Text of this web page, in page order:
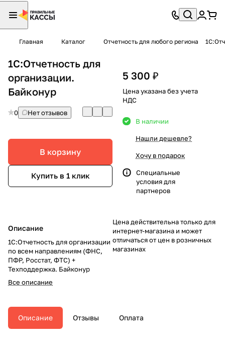
Главная Каталог Отчетность для любого региона
1С:Отчетность для
организации.
Байконур
0 Нет отзывов
В корзину
Купить в 1 клик
Описание
1С:Отчетность для организации
по всем направлениям (ФНС,
ПФР, Росстат, ФТС) +
Техподдержка. Байконур
Все описание
5 300 ₽
Цена указана без учета
НДС
В наличии
Нашли дешевле?
Хочу в подарок
Специальные
условия для
партнеров
Цена действительна только для
интернет-магазина и может
отличаться от цен в розничных
магазинах
Описание Отзывы Оплата